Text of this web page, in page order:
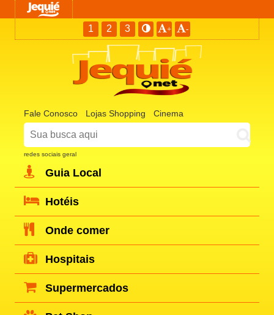
1 2 3 + -
Fale Conosco Lojas Shopping Cinema
redes sociais geral
Guia Local
Hotéis
Onde comer
Hospitais
Supermercados